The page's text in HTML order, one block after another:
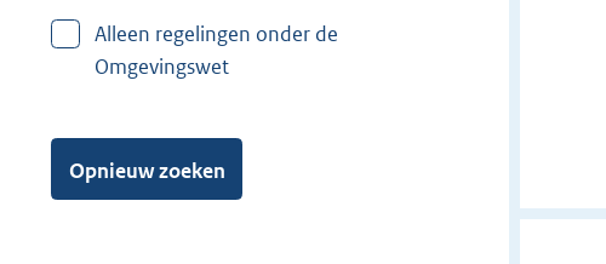
Alleen regelingen onder de
Omgevingswet
Opnieuw zoeken